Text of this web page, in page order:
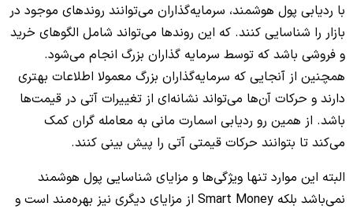
با ردیابی پول هوشمند، سرمایه‌گذاران می‌توانند روندهای موجود در
بازار را شناسایی کنند. که این روندها می‌تواند شامل الگوهای خرید
و فروشی باشد که توسط سرمایه گذاران بزرگ انجام می‌شود.
همچنین از آنجایی که سرمایه‌گذاران بزرگ معمولا اطلاعات بهتری
دارند و حرکات آن‌ها می‌تواند نشانه‌ای از تغییرات آتی در قیمت‌ها
باشد. از همین رو ردیابی اسمارت مانی به معامله گران کمک
می‌کند تا بتوانند حرکات قیمتی آتی را پیش بینی کنند.
البته این موارد تنها ویژگی‌ها و مزایای شناسایی پول هوشمند
نمی‌باشد بلکه Smart Money از مزایای دیگری نیز بهره‌مند است و